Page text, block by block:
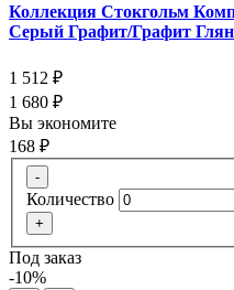
Коллекция Стокгольм
Серый Графит/Графит
1 512 ₽
1 680 ₽
Вы экономите
168 ₽
-
Количество
+
Под заказ
-10%